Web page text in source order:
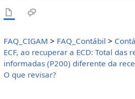
FAQ_CIGAM > FAQ_Contábil >
ECF, ao recuperar a ECD: Total das
informadas (P200) diferente da
O que revisar?